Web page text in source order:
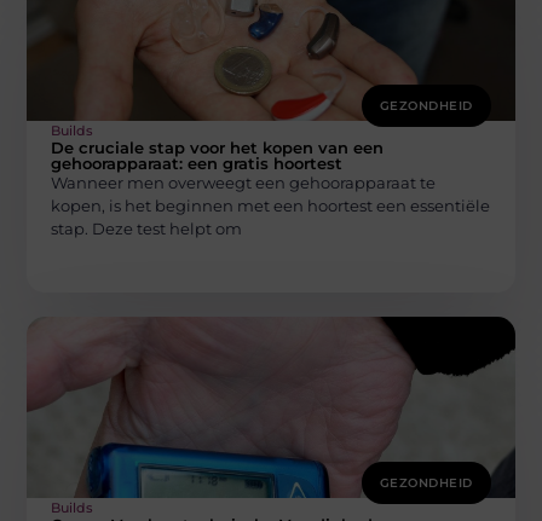
GEZONDHEID
Builds
De cruciale stap voor het kopen van een
gehoorapparaat: een gratis hoortest
Wanneer men overweegt een gehoorapparaat te
kopen, is het beginnen met een hoortest een essentiële
stap. Deze test helpt om
GEZONDHEID
Builds